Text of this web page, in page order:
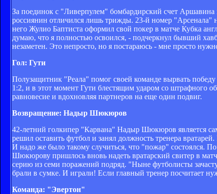
За поединок с "Ливерпулем" бомбардирский счет
россиянин отличился лишь трижды. 23-й номер "Арсенала"
него Жулио Баптиста оформил свой покер в матче Кубка
думаю, что я полностью освоился, - подчеркнул бывший
незаметен. Это непросто, но я постараюсь - мне просто
Гол: Гути
Полузащитник "Реала" помог своей команде вырвать
1:2, и в этот момент Гути блестящим ударом со штрафного
равновесие и вдохновляя партнеров на еще один подвиг.
Возвращение: Надыр Шюкюров
42-летний голкипер "Карвана" Надыр Шюкюров является
решил оставить футбол и занял должность тренера
И надо же было такому случиться, что "пожар" состоялся.
Шюкюрову пришлось вновь надеть вратарский свитер в
серию из семи поражений подряд. "Ныне футболисты
брали в сумке. И играли! Если главный тренер посчитает
Команда: "Эвертон"